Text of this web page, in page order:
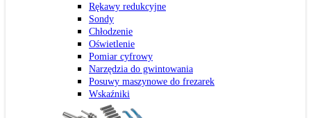
Rękawy redukcyjne
Sondy
Chłodzenie
Oświetlenie
Pomiar cyfrowy
Narzędzia do gwintowania
Posuwy maszynowe do frezarek
Wskaźniki